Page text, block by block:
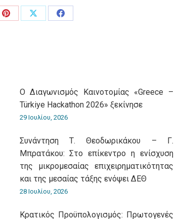
Share
Share
Share
O Διαγωνισμός Καινοτομίας «Greece –
Türkiye Hackathon 2026» ξεκίνησε
29 Ιουλίου, 2026
Συνάντηση Τ. Θεοδωρικάκου – Γ.
Μπρατάκου: Στο επίκεντρο η ενίσχυση
της μικρομεσαίας επιχειρηματικότητας
και της μεσαίας τάξης ενόψει ΔΕΘ
28 Ιουλίου, 2026
Κρατικός Προϋπολογισμός: Πρωτογενές